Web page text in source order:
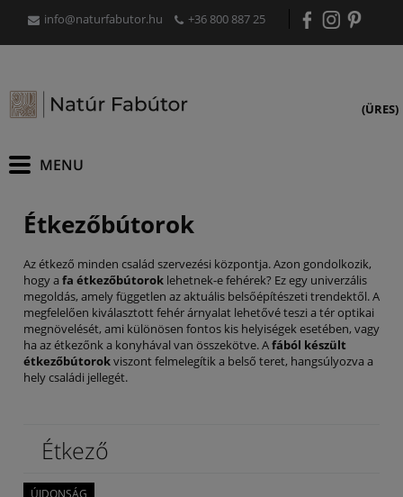
info@naturfabutor.hu +36 800 887 25
(ÜRES)
Étkezőbútorok
Az étkező minden család szervezési központja. Azon gondolkozik,
hogy a fa étkezőbútorok lehetnek-e fehérek? Ez egy univerzális
megoldás, amely független az aktuális belsőépítészeti trendektől. A
megfelelően kiválasztott fehér árnyalat lehetővé teszi a tér optikai
megnövelését, ami különösen fontos kis helyiségek esetében, vagy
ha az étkezőnk a konyhával van összekötve. Afából készült
étkezőbútorokviszont felmelegítik a belső teret, hangsúlyozva a
hely családi jellegét.
Étkező